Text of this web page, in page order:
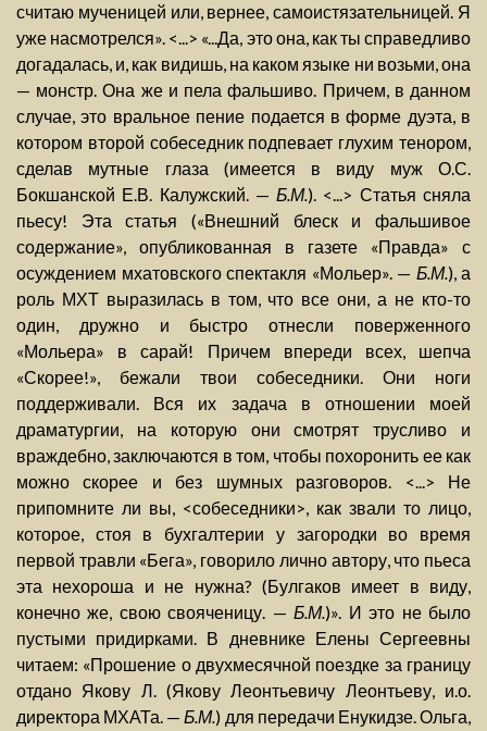
считаю мученицей или, вернее, самоистязательницей. Я
уже насмотрелся». <...> «...Да, это она, как ты справедливо
догадалась, и, как видишь, на каком языке ни возьми, она
— монстр. Она же и пела фальшиво. Причем, в данном
случае, это вральное пение подается в форме дуэта, в
котором второй собеседник подпевает глухим тенором,
сделав мутные глаза (имеется в виду муж О.С.
Бокшанской Е.В. Калужский. —Б.М.). <...> Статья сняла
пьесу! Эта статья («Внешний блеск и фальшивое
содержание», опубликованная в газете «Правда» с
осуждением мхатовского спектакля «Мольер». — Б.М.), а
роль МХТ выразилась в том, что все они, а не кто-то
один, дружно и быстро отнесли поверженного
«Мольера» в сарай! Причем впереди всех, шепча
«Скорее!», бежали твои собеседники. Они ноги
поддерживали. Вся их задача в отношении моей
драматургии, на которую они смотрят трусливо и
враждебно, заключаются в том, чтобы похоронить ее как
можно скорее и без шумных разговоров. <...> Не
припомните ли вы, <собеседники>, как звали то лицо,
которое, стоя в бухгалтерии у загородки во время
первой травли «Бега», говорило лично автору, что пьеса
эта нехороша и не нужна? (Булгаков имеет в виду,
конечно же, свою свояченицу. —Б.М.)». И это не было
пустыми придирками. В дневнике Елены Сергеевны
читаем: «Прошение о двухмесячной поездке за границу
отдано Якову Л. (Якову Леонтьевичу Леонтьеву, и.о.
директора МХАТа. —Б.М.) для передачи Енукидзе. Ольга,